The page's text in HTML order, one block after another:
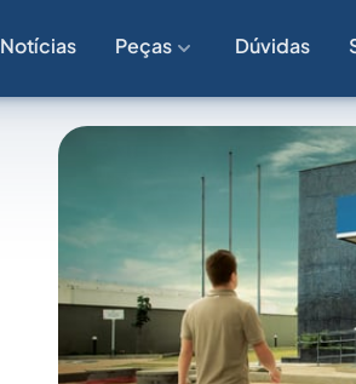
Notícias Peças Dúvidas